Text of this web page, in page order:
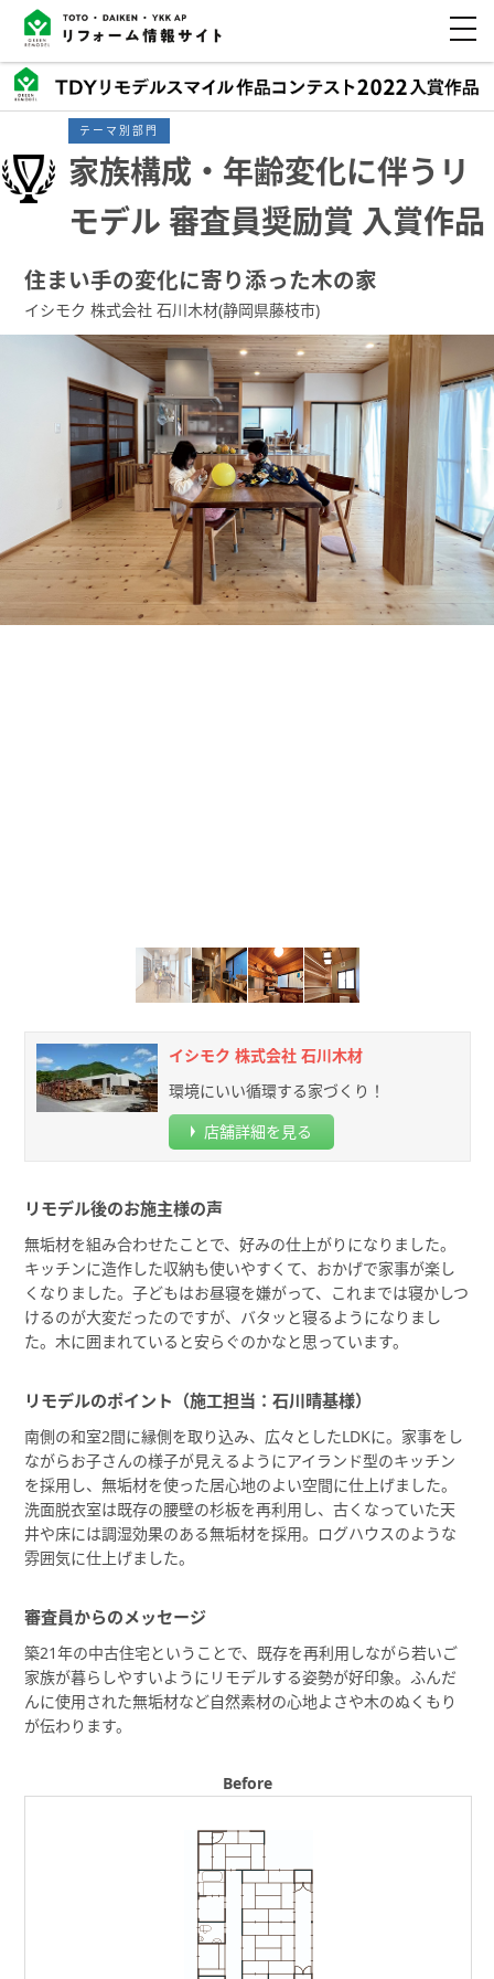
テーマ別部門
家族構成・年齢変化に伴うリ
モデル 審査員奨励賞 入賞作品
住まい手の変化に寄り添った木の家
イシモク 株式会社 石川木材(静岡県藤枝市)
イシモク 株式会社 石川木材
環境にいい循環する家づくり！
店舗詳細を見る
リモデル後のお施主様の声
無垢材を組み合わせたことで、好みの仕上がりになりました。
キッチンに造作した収納も使いやすくて、おかげで家事が楽し
くなりました。子どもはお昼寝を嫌がって、これまでは寝かしつ
けるのが大変だったのですが、バタッと寝るようになりまし
た。木に囲まれていると安らぐのかなと思っています。
リモデルのポイント（施工担当：石川晴基様）
南側の和室2間に縁側を取り込み、広々としたLDKに。家事をし
ながらお子さんの様子が見えるようにアイランド型のキッチン
を採用し、無垢材を使った居心地のよい空間に仕上げました。
洗面脱衣室は既存の腰壁の杉板を再利用し、古くなっていた天
井や床には調湿効果のある無垢材を採用。ログハウスのような
雰囲気に仕上げました。
審査員からのメッセージ
築21年の中古住宅ということで、既存を再利用しながら若いご
家族が暮らしやすいようにリモデルする姿勢が好印象。ふんだ
んに使用された無垢材など自然素材の心地よさや木のぬくもり
が伝わります。
Before